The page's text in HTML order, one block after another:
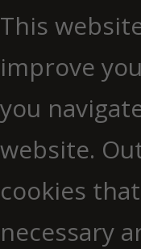
This
improve
you
website.
cookies
necessary